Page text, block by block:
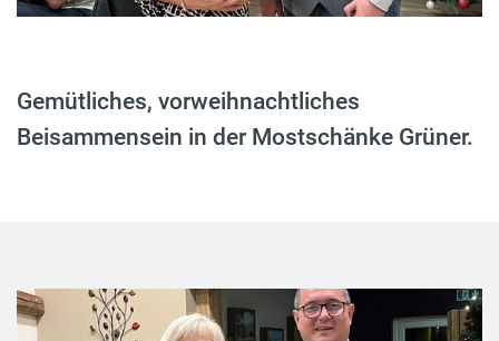
Gemütliches, vorweihnachtliches
Beisammensein in der Mostschänke Grüner.